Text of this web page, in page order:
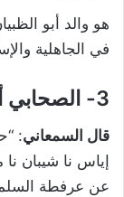
هو والد أبو
في الجاهلية
3- الصحابي أبو سلمة الجنبي واسمه خداش
قال السمعاني:
إياس نا شيبان
عن عرفطة